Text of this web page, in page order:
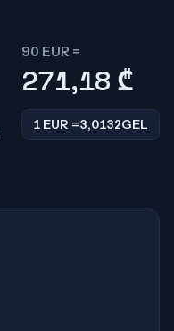
90 EUR =
271,18 ₾
1 EUR =3,0132GEL